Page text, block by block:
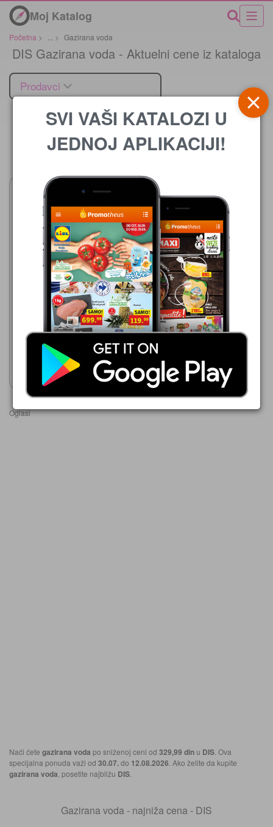
Moj Katalog
Početna > > Gazirana voda
DIS Gazirana voda - Aktuelni cene iz kataloga
Prodavci
Cena
30.07.-12.08.2026
329,99 din
Knjaz Miloš voda gazirana
Prikaži katalog
Oglasi
Naći ćete gazirana voda po sniženoj ceni od 329,99 din u DIS. Ova
specijalna ponuda važi od 30.07.do 12.08.2026. Ako želite da kupite
gazirana voda, posetite najbližu DIS.
Gazirana voda - najniža cena - DIS
SVI VAŠI KATALOZI U
JEDNOJ APLIKACIJI!